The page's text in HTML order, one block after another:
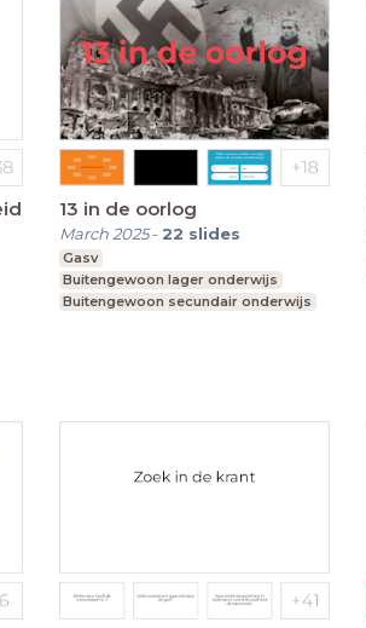
13 in de oorlog
March 2025- 22 slides
Gasv
Buitengewoon lager onderwijs
Buitengewoon secundair onderwijs